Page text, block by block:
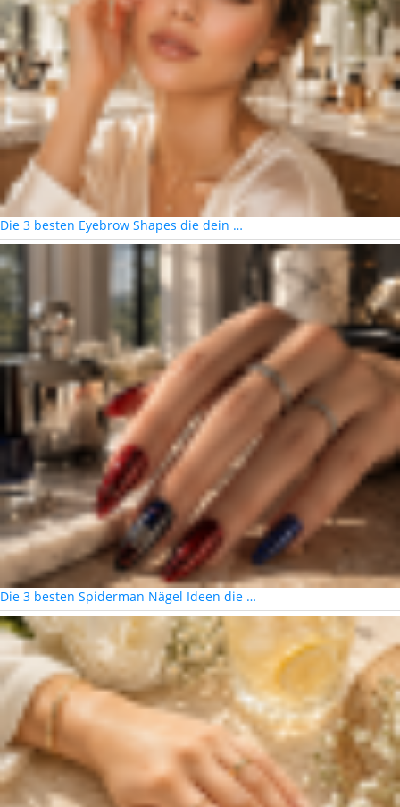
Die 3 besten Eyebrow Shapes die dein …
Die 3 besten Spiderman Nägel Ideen die …